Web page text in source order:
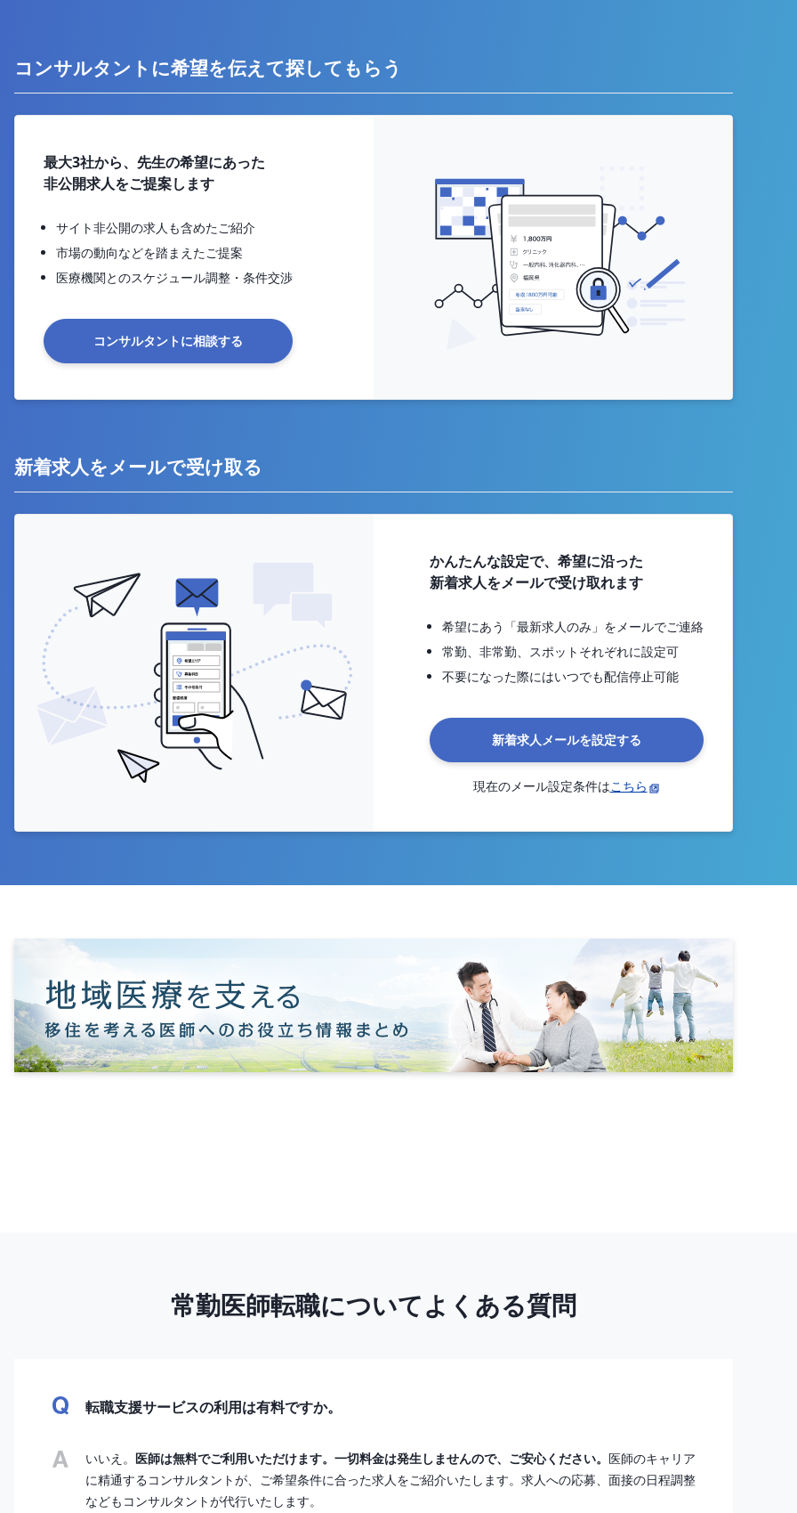
コンサルタントに希望を伝えて探してもらう
最大3社から、先生の希望にあった
非公開求人をご提案します
サイト非公開の求人も含めたご紹介
市場の動向などを踏まえたご提案
医療機関とのスケジュール調整・条件交渉
コンサルタントに相談する
新着求人をメールで受け取る
かんたんな設定で、希望に沿った
新着求人をメールで受け取れます
希望にあう「最新求人のみ」をメールでご連絡
常勤、非常勤、スポットそれぞれに設定可
不要になった際にはいつでも配信停止可能
新着求人メールを設定する
現在のメール設定条件はこちら
常勤医師転職についてよくある質問
転職支援サービスの利用は有料ですか。
いいえ。 医師は無料でご利用いただけます。一切料金は発生しませんので、ご安心ください。 医師のキャリア
に精通するコンサルタントが、ご希望条件に合った求人をご紹介いたします。求人への応募、面接の日程調整
などもコンサルタントが代行いたします。